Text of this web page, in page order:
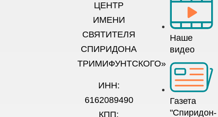
ЦЕНТР
ИМЕНИ
СВЯТИТЕЛЯ
СПИРИДОНА
ТРИМИФУНТСКОГО»
ИНН:
6162089490
КПП:
Наше
видео
Газета
"Спиридон-